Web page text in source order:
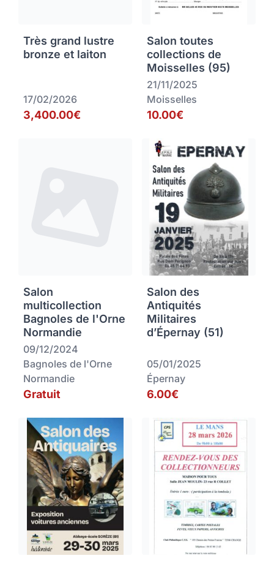
Très grand lustre
bronze et laiton
17/02/2026
3,400.00€
Salon toutes
collections de
Moisselles (95)
21/11/2025
Moisselles
10.00€
Salon
multicollection
Bagnoles de l'Orne
Normandie
09/12/2024
Bagnoles de l'Orne
Normandie
Gratuit
Salon des
Antiquités
Militaires
d’Épernay (51)
05/01/2025
Épernay
6.00€